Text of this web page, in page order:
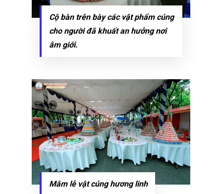
Cộ bàn trên bày các vật phẩm cúng
cho người đã khuất an hưởng nơi
âm giới.
Mâm lễ vật cúng hương linh